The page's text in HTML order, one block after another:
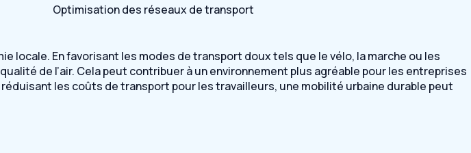
Optimisation des réseaux de transport
locale. En favorisant les modes de transport doux tels que le vélo, la marche ou les
de l’air. Cela peut contribuer à un environnement plus agréable pour les entreprises
les coûts de transport pour les travailleurs, une mobilité urbaine durable peut